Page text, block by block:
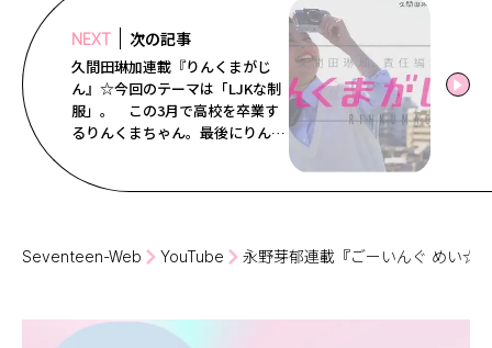
NEXT 次の記事
久間田琳加連載『りんくまがじ
ん』☆今回のテーマは「LJKな制
服」。 この3月で高校を卒業す
るりんくまちゃん。最後にりんく
案！ どんな制服が登場するかお
楽しみに♡
Seventeen-Web YouTube 永野芽郁連載『ごーいんぐ めい☆